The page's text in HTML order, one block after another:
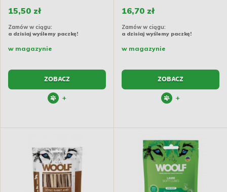
15,50 zł
Zamów w ciągu:
a dzisiaj wyślemy paczkę!
w magazynie
ZOBACZ
+
16,70 zł
Zamów w ciągu:
a dzisiaj wyślemy paczkę!
w magazynie
ZOBACZ
+